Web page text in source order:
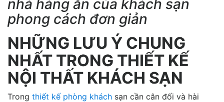
nhà hàng ăn của khách sạn
phong cách đơn giản
NHỮNG LƯU Ý CHUNG
NHẤT TRONG THIẾT KẾ
NỘI THẤT KHÁCH SẠN
Trong thiết kế phòng khách sạn cần cân đối và hài